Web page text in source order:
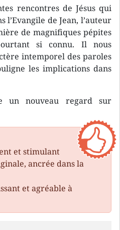
rencontres de Jésus qui
l’Evangile de Jean, l’auteur
de magnifiques pépites
si connu. Il nous
intemporel des paroles
les implications dans
un nouveau regard sur
et stimulant
ancrée dans la
et agréable à